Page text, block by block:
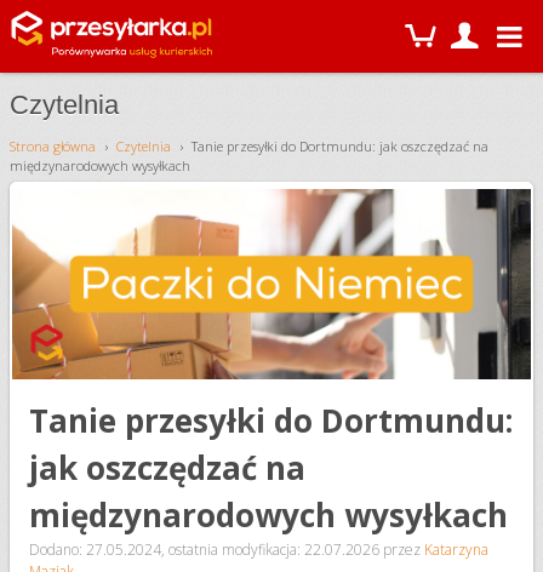
Czytelnia
Strona główna Czytelnia
Tanie przesyłki do Dortmundu: jak oszczędzać na
międzynarodowych wysyłkach
Tanie przesyłki do Dortmundu:
jak oszczędzać na
międzynarodowych wysyłkach
Dodano: 27.05.2024, ostatnia modyfikacja: 22.07.2026 przez Katarzyna